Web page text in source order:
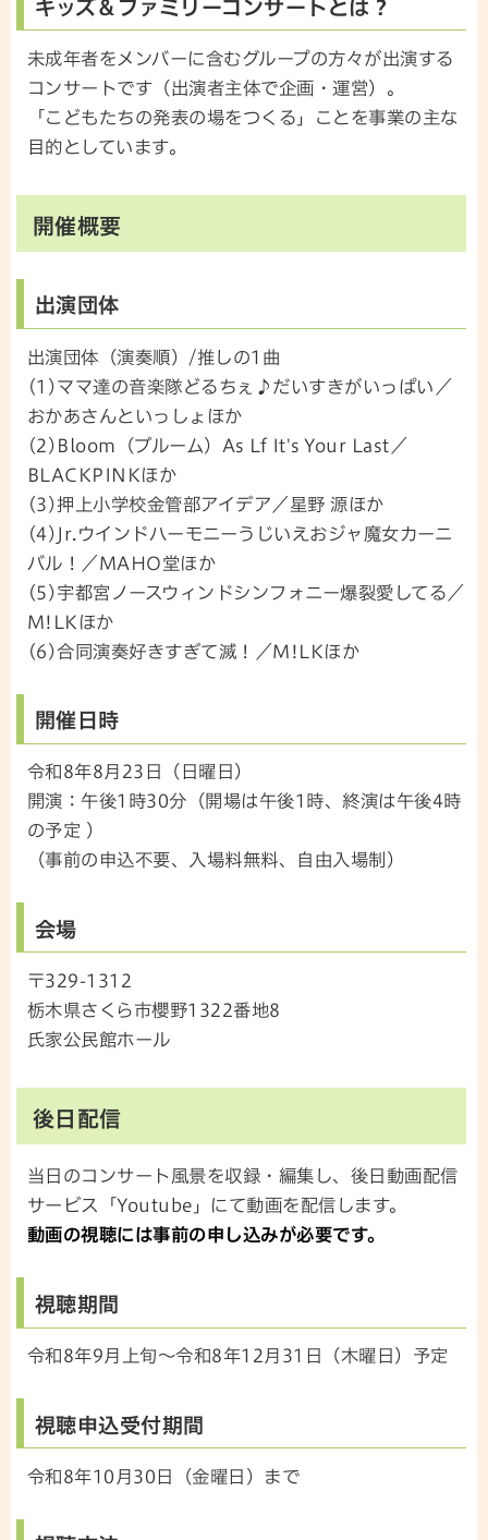
キッズ＆ファミリーコンサートとは？
未成年者をメンバーに含むグループの方々が出演する
コンサートです（出演者主体で企画・運営）。
「こどもたちの発表の場をつくる」ことを事業の主な
目的としています。
開催概要
出演団体
出演団体（演奏順）/推しの1曲
(1)ママ達の音楽隊どるちぇ♪だいすきがいっぱい／
おかあさんといっしょほか
(2)Bloom（ブルーム）As Lf It's Your Last／
BLACKPINKほか
(3)押上小学校金管部アイデア／星野 源ほか
(4)Jr.ウインドハーモニーうじいえおジャ魔女カーニ
バル！／MAHO堂ほか
(5)宇都宮ノースウィンドシンフォニー爆裂愛してる／
M!LKほか
(6)合同演奏好きすぎて滅！／M!LKほか
開催日時
令和8年8月23日（日曜日）
開演：午後1時30分（開場は午後1時、終演は午後4時
の予定 ）
（事前の申込不要、入場料無料、自由入場制）
会場
〒329-1312
栃木県さくら市櫻野1322番地8
氏家公民館ホール
後日配信
当日のコンサート風景を収録・編集し、後日動画配信
サービス「Youtube」にて動画を配信します。
動画の視聴には事前の申し込みが必要です。
視聴期間
令和8年9月上旬～令和8年12月31日（木曜日）予定
視聴申込受付期間
令和8年10月30日（金曜日）まで